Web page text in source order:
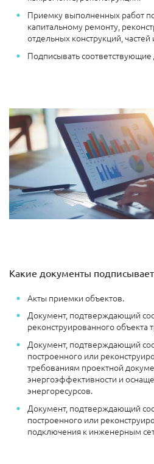
Приемку выполненных работ по
капитальному ремонту,
отдельных конструкций,
Подписывать
Какие документы
Акты приемки объектов.
Документ, подтверждающий
реконструированного объекта
Документ, подтверждающий
построенного или
требованиям проектной
энергоэффективности и
энергоресурсов.
Документ, подтверждающий
построенного или
подключения к инженерным